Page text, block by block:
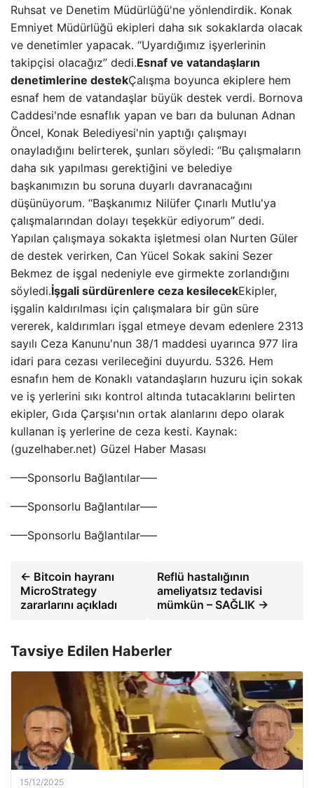
Ruhsat ve Denetim Müdürlüğü'ne yönlendirdik. Konak
Emniyet Müdürlüğü ekipleri daha sık sokaklarda olacak
ve denetimler yapacak. “Uyardığımız işyerlerinin
takipçisi olacağız” dedi.Esnaf ve vatandaşların
denetimlerine destekÇalışma boyunca ekiplere hem
esnaf hem de vatandaşlar büyük destek verdi. Bornova
Caddesi'nde esnaflık yapan ve barı da bulunan Adnan
Öncel, Konak Belediyesi'nin yaptığı çalışmayı
onayladığını belirterek, şunları söyledi: “Bu çalışmaların
daha sık yapılması gerektiğini ve belediye
başkanımızın bu soruna duyarlı davranacağını
düşünüyorum. “Başkanımız Nilüfer Çınarlı Mutlu'ya
çalışmalarından dolayı teşekkür ediyorum” dedi.
Yapılan çalışmaya sokakta işletmesi olan Nurten Güler
de destek verirken, Can Yücel Sokak sakini Sezer
Bekmez de işgal nedeniyle eve girmekte zorlandığını
söyledi.İşgali sürdürenlere ceza kesilecekEkipler,
işgalin kaldırılması için çalışmalara bir gün süre
vererek, kaldırımları işgal etmeye devam edenlere 2313
sayılı Ceza Kanunu'nun 38/1 maddesi uyarınca 977 lira
idari para cezası verileceğini duyurdu. 5326. Hem
esnafın hem de Konaklı vatandaşların huzuru için sokak
ve iş yerlerini sıkı kontrol altında tutacaklarını belirten
ekipler, Gıda Çarşısı'nın ortak alanlarını depo olarak
kullanan iş yerlerine de ceza kesti. Kaynak:
(guzelhaber.net) Güzel Haber Masası
—–Sponsorlu Bağlantılar—–
—–Sponsorlu Bağlantılar—–
—–Sponsorlu Bağlantılar—–
← Bitcoin hayranı
MicroStrategy
zararlarını açıkladı
Reflü hastalığının
ameliyatsız tedavisi
mümkün – SAĞLIK →
Tavsiye Edilen Haberler
15/12/2025